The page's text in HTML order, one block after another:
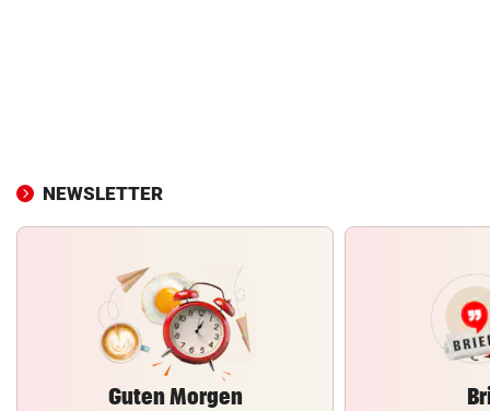
NEWSLETTER
Guten Morgen